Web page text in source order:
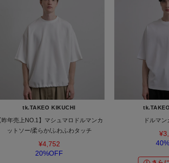
tk.TAKEO KIKUCHI
昨年売上NO.1】マシュマロドルマンカ
ットソー/柔らか/ふわふわタッチ
¥4,752
20%OFF
ドルマ